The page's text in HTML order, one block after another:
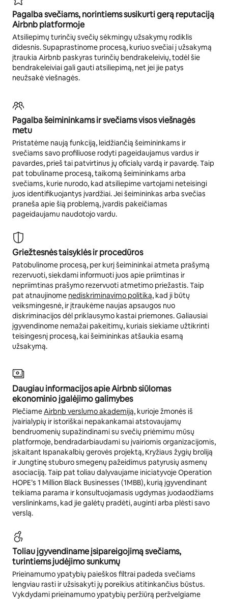
Pagalba svečiams, norintiems susikurti gerą reputaciją
Airbnb platformoje
Atsiliepimų turinčių svečių sėkmingų užsakymų rodiklis
didesnis. Supaprastinome procesą, kuriuo svečiai į užsakymą
įtraukia Airbnb paskyras turinčių bendrakeleivių, todėl šie
bendrakeleiviai gali gauti atsiliepimą, net jei jie patys
neužsakė viešnagės.
Pagalba šeimininkams ir svečiams visos viešnagės
metu
Pristatėme naują funkciją, leidžiančią šeimininkams ir
svečiams savo profiliuose rodyti pageidaujamus vardus ir
pavardes, prieš tai patvirtinus jų oficialų vardą ir pavardę. Taip
pat tobuliname procesą, taikomą šeimininkams arba
svečiams, kurie nurodo, kad atsiliepime vartojami neteisingi
juos identifikuojantys įvardžiai. Jei šeimininkas arba svečias
praneša apie šią problemą, įvardis pakeičiamas
pageidaujamu naudotojo vardu.
Griežtesnės taisyklės ir procedūros
Patobulinome procesą, per kurį šeimininkai atmeta prašymą
rezervuoti, siekdami informuoti juos apie priimtinas ir
nepriimtinas prašymo rezervuoti atmetimo priežastis. Taip
pat atnaujinome nediskriminavimo politiką, kad ji būtų
veiksmingesnė, ir įtraukėme naujas apsaugos nuo
diskriminacijos dėl priklausymo kastai priemones. Galiausiai
įgyvendinome nemažai pakeitimų, kuriais siekiame užtikrinti
teisingesnį procesą, kai šeimininkas atšaukia esamą
užsakymą.
Daugiau informacijos apie Airbnb siūlomas
ekonominio įgalėjimo galimybes
PlečiameAirbnb verslumo akademiją, kurioje žmonės iš
įvairialypių ir istoriškai nepakankamai atstovaujamų
bendruomenių supažindinami su svečių priėmimu mūsų
platformoje, bendradarbiaudami su įvairiomis organizacijomis,
įskaitant Ispanakalbių gerovės projektą, Kryžiaus žygių broliją
ir Jungtinę stuburo smegenų pažeidimus patyrusių asmenų
asociaciją. Taip pat toliau dalyvaujame iniciatyvoje Operation
HOPE’s 1 Million Black Businesses (1MBB), kurią įgyvendinant
teikiama parama ir konsultuojamasis ugdymas juodaodžiams
verslininkams, kad jie galėtų pradėti, auginti arba plėsti savo
verslą.
Toliau įgyvendiname įsipareigojimą svečiams,
turintiems judėjimo sunkumų
Prieinamumo ypatybių paieškos filtrai padeda svečiams
lengviau rasti ir užsisakyti jų poreikius atitinkančius būstus.
Vykdydami prieinamumo ypatybių peržiūrą peržvelgiame